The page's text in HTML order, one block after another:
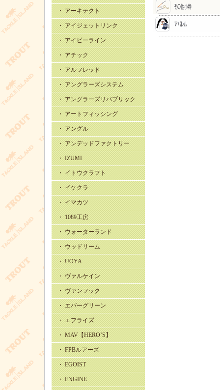
・ アーキテクト
・ アイジェットリンク
・ アイビーライン
・ アチック
・ アルフレッド
・ アングラーズシステム
・ アングラーズリパブリック
・ アートフィッシング
・ アングル
・ アンデッドファクトリー
・ IZUMI
・ イトウクラフト
・ イケクラ
・ イマカツ
・ 1089工房
・ ウォーターランド
・ ウッドリーム
・ UOYA
・ ヴァルケイン
・ ヴァンフック
・ エバーグリーン
・ エフライズ
・ MAV【HERO’S】
・ FPBルアーズ
・ EGOIST
・ ENGINE